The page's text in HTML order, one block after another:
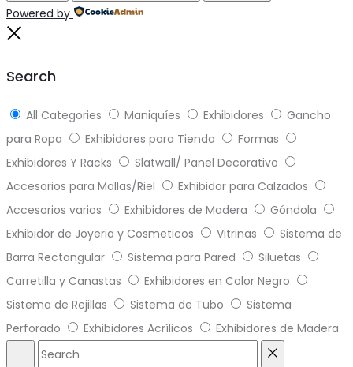
Powered by
Search
All Categories Maniquíes Exhibidores
Gancho
para Ropa
Exhibidores para Tienda
Formas
Exhibidores Y Racks
Slatwall/ Panel Decorativo
Accesorios para Mallas/Riel
Exhibidor para Calzados
Accesorios varios
Exhibidores de Madera
Góndola
Exhibidor de Joyeria y Cosmeticos
Vitrinas
Sistema de
Barra Rectangular
Sistema para Pared
Siluetas
Carretilla y Canastas
Exhibidores en Color Negro
Sistema de Rejillas
Sistema de Tubo
Sistema
Perforado
Exhibidores Acrílicos Exhibidores de Madera